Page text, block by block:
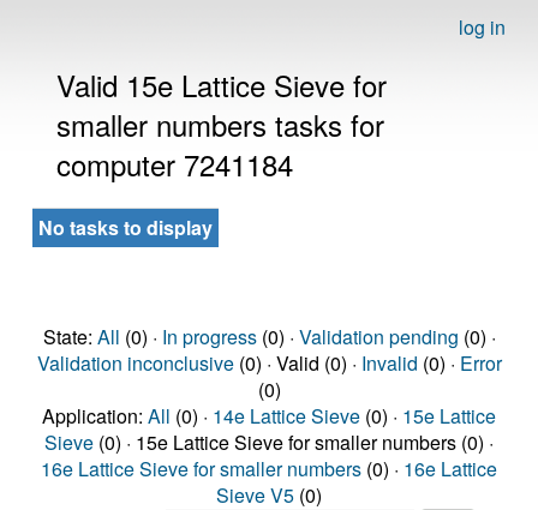
log in
Valid 15e Lattice Sieve for
smaller numbers tasks for
computer 7241184
No tasks to display
State: All (0) · In progress(0) · Validation pending (0) ·
Validation inconclusive(0) · Valid (0) · Invalid (0) · Error
(0)
Application: All (0) · 14e Lattice Sieve (0) · 15e Lattice
Sieve (0) · 15e Lattice Sieve for smaller numbers (0) ·
16e Lattice Sieve for smaller numbers (0) · 16e Lattice
Sieve V5 (0)